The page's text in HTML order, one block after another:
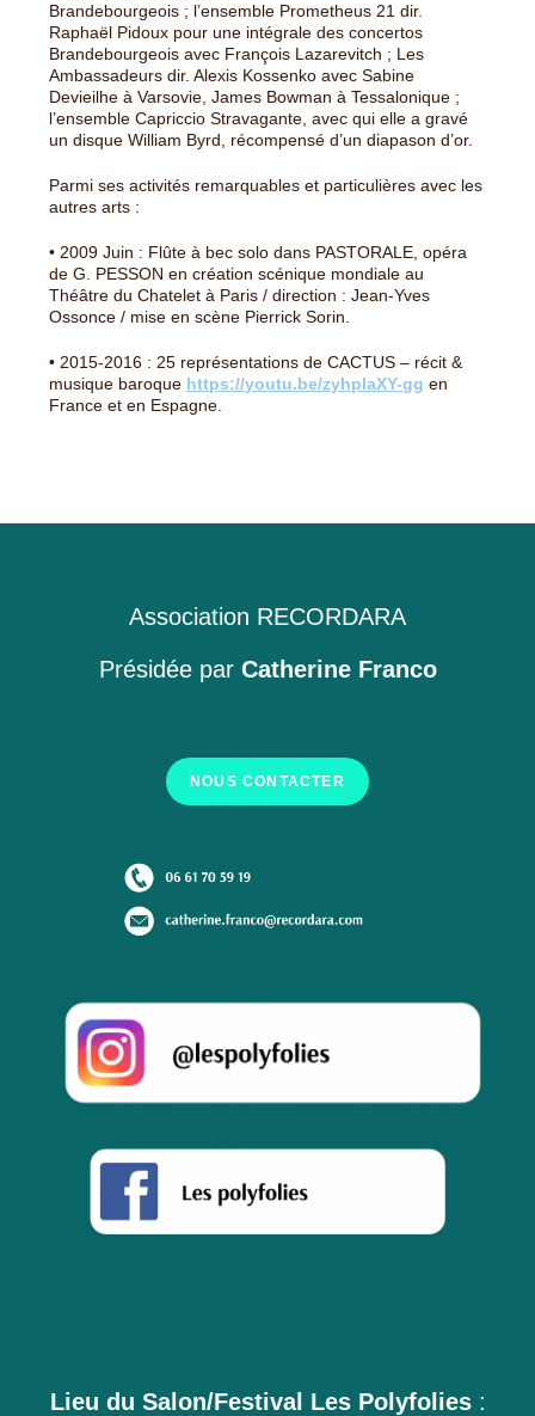
Brandebourgeois ; l’ensemble Prometheus 21 dir.
Raphaël Pidoux pour une intégrale des concertos
Brandebourgeois avec François Lazarevitch ; Les
Ambassadeurs dir. Alexis Kossenko avec Sabine
Devieilhe à Varsovie, James Bowman à Tessalonique ;
l’ensemble Capriccio Stravagante, avec qui elle a gravé
un disque William Byrd, récompensé d’un diapason d’or.
Parmi ses activités remarquables et particulières avec les
autres arts :
• 2009 Juin : Flûte à bec solo dans PASTORALE, opéra
de G. PESSON en création scénique mondiale au
Théâtre du Chatelet à Paris / direction : Jean-Yves
Ossonce / mise en scène Pierrick Sorin.
• 2015-2016 : 25 représentations de CACTUS – récit &
musique baroque https://youtu.be/zyhpIaXY-gg en
France et en Espagne.
Association RECORDARA
Présidée par Catherine Franco
NOUS CONTACTER
Lieu du Salon/Festival Les Polyfolies: